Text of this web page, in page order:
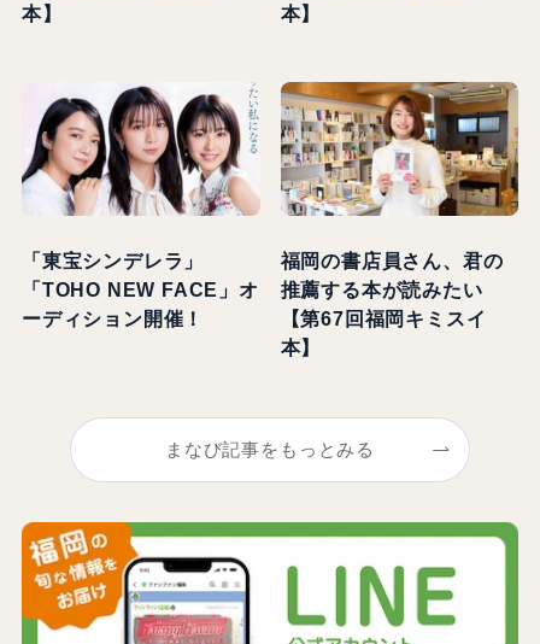
本】
本】
「東宝シンデレラ」
「TOHO NEW FACE」オ
ーディション開催！
福岡の書店員さん、君の
推薦する本が読みたい
【第67回福岡キミスイ
本】
まなび記事をもっとみる